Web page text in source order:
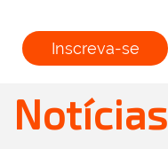
Inscreva-se
Notícias